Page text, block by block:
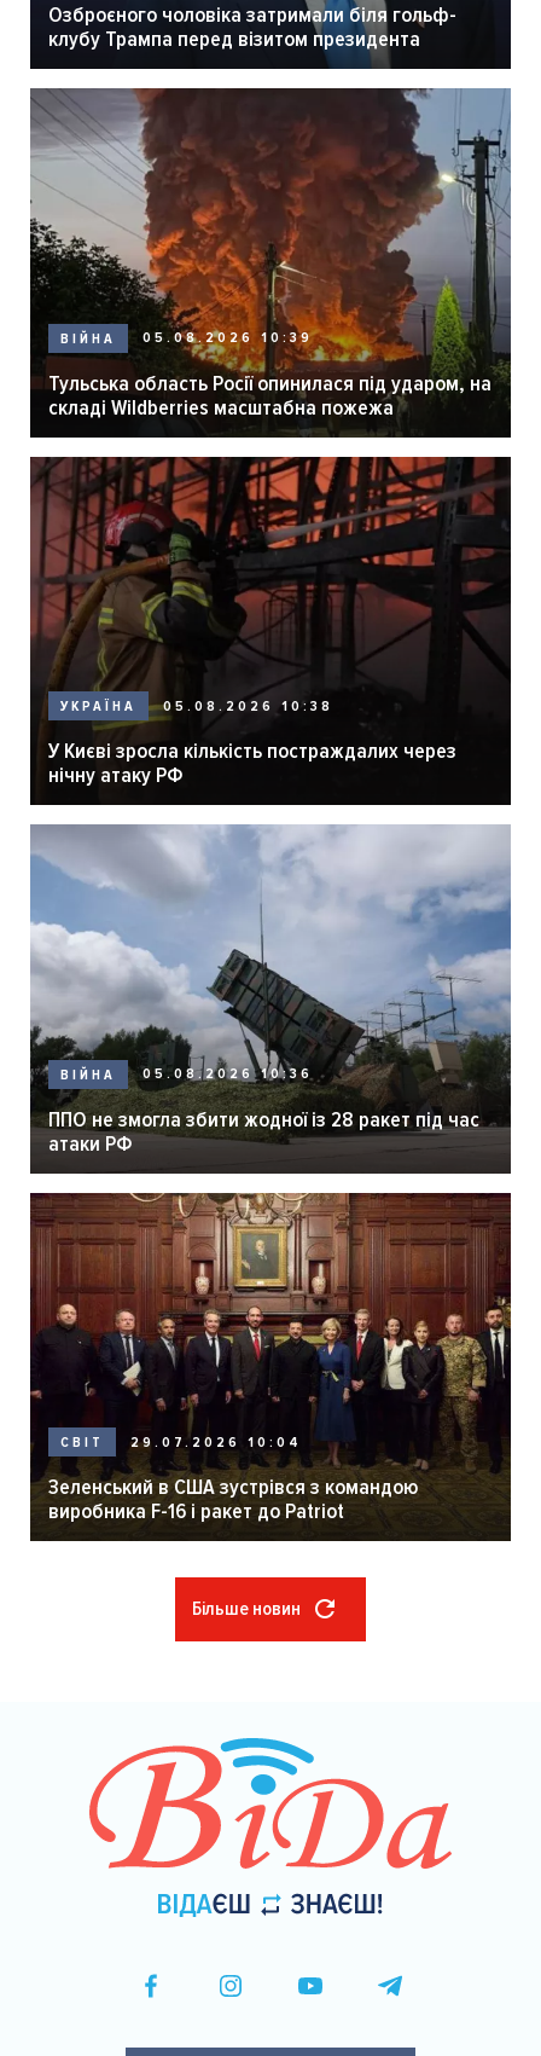
Озброєного чоловіка затримали біля гольф-
клубу Трампа перед візитом президента
ВІЙНА 05.08.2026 10:39
Тульська область Росії опинилася під ударом, на
складі Wildberries масштабна пожежа
УКРАЇНА 05.08.2026 10:38
У Києві зросла кількість постраждалих через
нічну атаку РФ
ВІЙНА 05.08.2026 10:36
ППО не змогла збити жодної із 28 ракет під час
атаки РФ
СВІТ 29.07.2026 10:04
Зеленський в США зустрівся з командою
виробника F-16 і ракет до Patriot
Більше новин